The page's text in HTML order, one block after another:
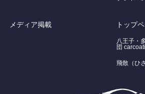
メディア掲載 トップ
八王子・
団
飛散（ひ